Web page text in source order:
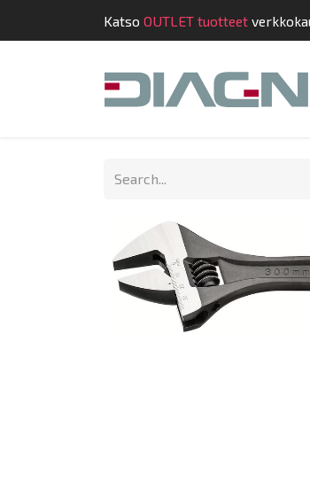
Katso OUTLET tuotteet